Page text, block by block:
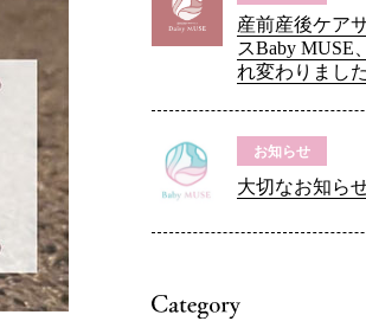
産前産後ケア
スBaby MUSE
れ変わりまし
お知らせ
大切なお知ら